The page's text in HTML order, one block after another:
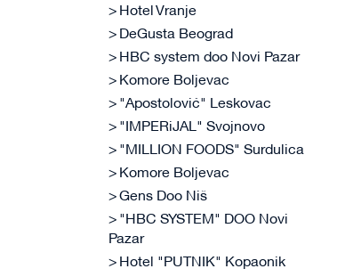
Hotel Vranje
DeGusta Beograd
HBC system doo Novi Pazar
Komore Boljevac
"Apostolović" Leskovac
"IMPERiJAL" Svojnovo
"MILLION FOODS" Surdulica
Komore Boljevac
Gens Doo Niš
"HBC SYSTEM" DOO Novi
Pazar
Hotel "PUTNIK" Kopaonik